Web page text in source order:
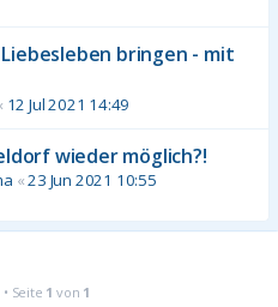
bringen - mit
12 Jul 2021 14:49
wieder möglich?!
«23 Jun 2021 10:55
Seite 1 von 1